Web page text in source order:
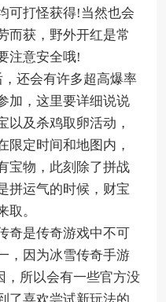
可打怪获得!当然也会
而获，野外开红是常
注意安全哦!
还会有许多超高爆率
加，这里要详细说说
以及杀鸡取卵活动，
限定时间和地图内，
宝物，此刻除了拼战
拼运气的时候，财宝
取。
奇是传奇游戏中不可
，因为冰雪传奇手游
，所以会有一些官方没